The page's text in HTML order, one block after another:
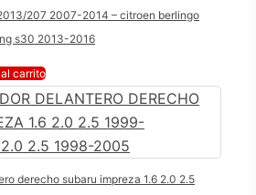
207 2007-2014 – citroen berlingo
s30 2013-2016
carrito
derecho subaru impreza 1.6 2.0 2.5